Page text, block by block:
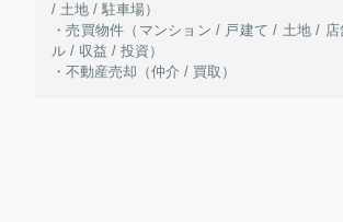
/ 土地 / 駐車場）
・売買物件（マンション / 戸建て / 土地 /
ル / 収益 / 投資）
・不動産売却（仲介 / 買取）